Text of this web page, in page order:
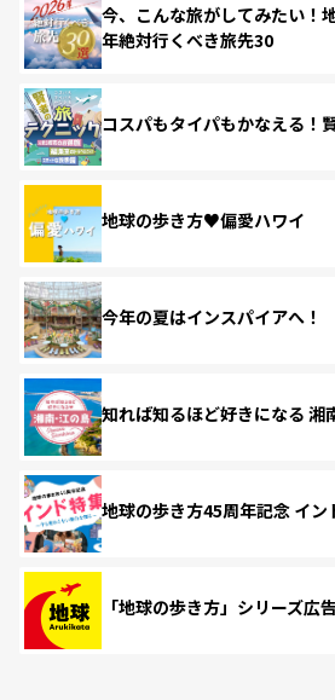
今、こんな旅がしてみたい！
年絶対行くべき旅先30
コスパもタイパもかなえる！
地球の歩き方♥偏愛ハワイ
今年の夏はインスパイアへ！
知れば知るほど好きになる 湘
地球の歩き方45周年記念 イン
「地球の歩き方」シリーズ広